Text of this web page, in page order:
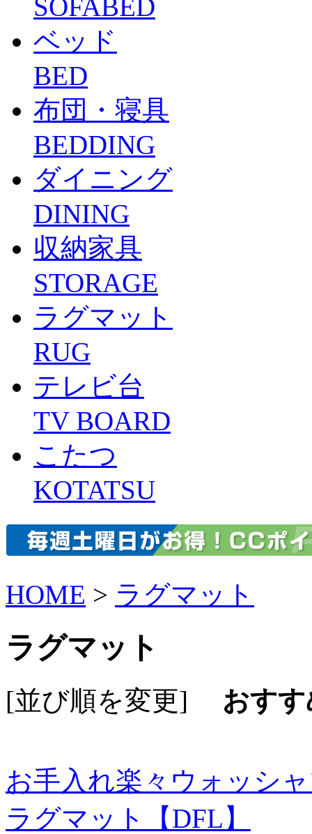
SOFABED
ベッド
BED
布団・寝具
BEDDING
ダイニング
DINING
収納家具
STORAGE
ラグマット
RUG
テレビ台
TV BOARD
こたつ
KOTATSU
HOME > ラグマット
ラグマット
[並び順を変更] おす
お手入れ楽々ウォッシ
ラグマット【DFL】